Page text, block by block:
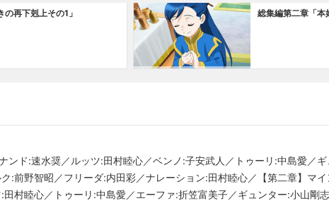
再下剋上その1」 総集編第二章「本
ンド:速水奨／ルッツ:田村睦心／ベンノ:子安武人／トゥーリ:中島愛／
:前野智昭／フリーダ:内田彩／ナレーション:田村睦心／【第二章】マ
村睦心／トゥーリ:中島愛／エーファ:折笠富美子／ギュンター:小山剛